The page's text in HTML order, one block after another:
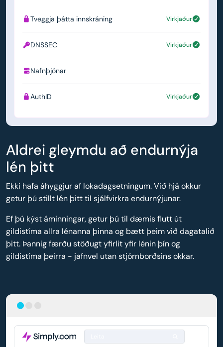
Tveggja þátta innskráning Virkjaður
DNSSEC Virkjaður
Nafnþjónar
AuthID Virkjaður
Aldrei gleymdu að endurnýja
lén þitt
Ekki hafa áhyggjur af lokadagsetningum. Við hjá okkur
getur þú stillt lén þitt til sjálfvirkra endurnýjunar.
Ef þú kýst áminningar, getur þú til dæmis flutt út
gildistíma allra lénanna þinna og bætt þeim við dagatalið
þitt. Þannig færðu stöðugt yfirlit yfir lénin þín og
gildistíma þeirra - jafnvel utan stjórnborðsins okkar.